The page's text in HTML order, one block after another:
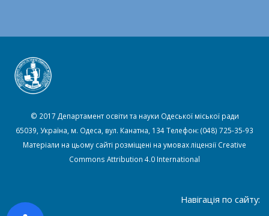
© 2017 Департамент освіти та науки Одеської міської ради
65039, Україна, м. Одеса, вул. Канатна, 134 Телефон: (048) 725-35-93
Матеріали на цьому сайті розміщені на умовах ліцензії Creative
Commons Attribution 4.0 International
Навігація по сайту: